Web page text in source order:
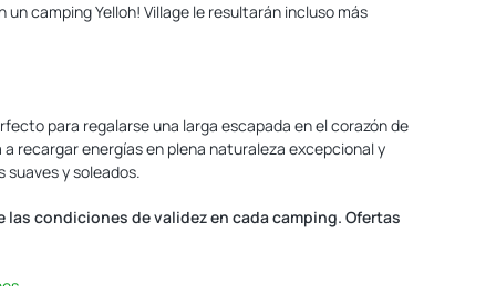
camping Yelloh! Village le resultarán incluso más
para regalarse una larga escapada en el corazón de
recargar energías en plena naturaleza excepcional y
y soleados.
condiciones de validez en cada camping. Ofertas